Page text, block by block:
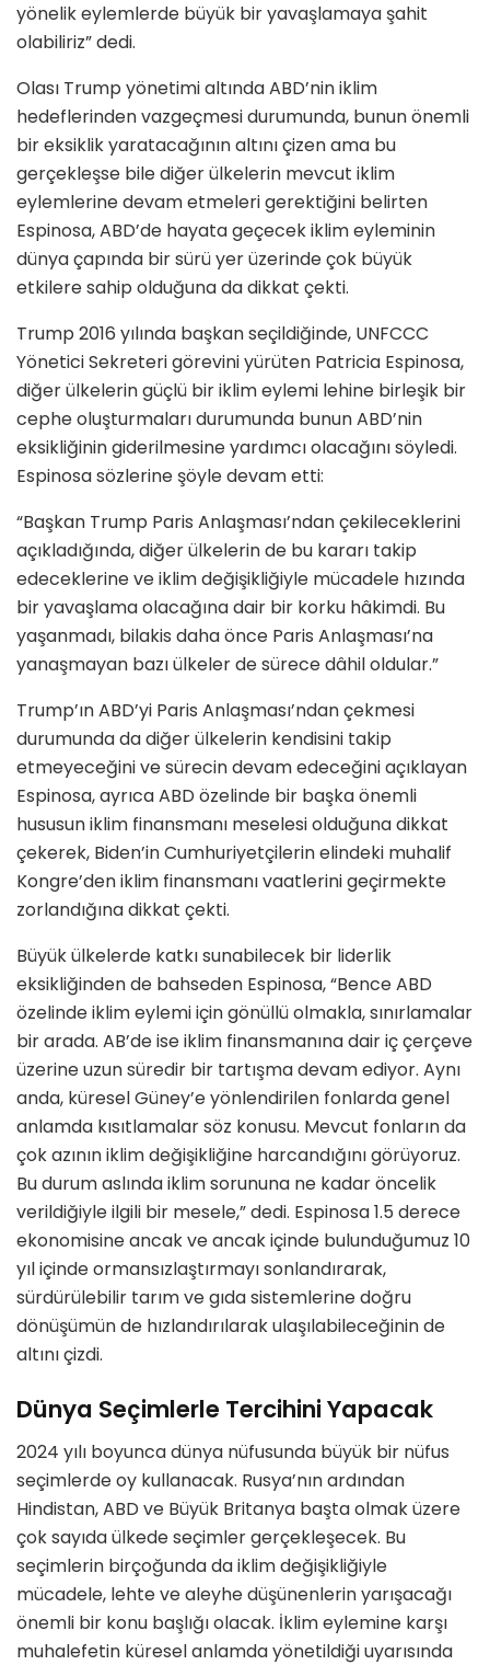
yönelik eylemlerde büyük bir yavaşlamaya şahit
olabiliriz” dedi.
Olası Trump yönetimi altında ABD’nin iklim
hedeflerinden vazgeçmesi durumunda, bunun önemli
bir eksiklik yaratacağının altını çizen ama bu
gerçekleşse bile diğer ülkelerin mevcut iklim
eylemlerine devam etmeleri gerektiğini belirten
Espinosa, ABD’de hayata geçecek iklim eyleminin
dünya çapında bir sürü yer üzerinde çok büyük
etkilere sahip olduğuna da dikkat çekti.
Trump 2016 yılında başkan seçildiğinde, UNFCCC
Yönetici Sekreteri görevini yürüten Patricia Espinosa,
diğer ülkelerin güçlü bir iklim eylemi lehine birleşik bir
cephe oluşturmaları durumunda bunun ABD’nin
eksikliğinin giderilmesine yardımcı olacağını söyledi.
Espinosa sözlerine şöyle devam etti:
“Başkan Trump Paris Anlaşması’ndan çekileceklerini
açıkladığında, diğer ülkelerin de bu kararı takip
edeceklerine ve iklim değişikliğiyle mücadele hızında
bir yavaşlama olacağına dair bir korku hâkimdi. Bu
yaşanmadı, bilakis daha önce Paris Anlaşması’na
yanaşmayan bazı ülkeler de sürece dâhil oldular.”
Trump’ın ABD’yi Paris Anlaşması’ndan çekmesi
durumunda da diğer ülkelerin kendisini takip
etmeyeceğini ve sürecin devam edeceğini açıklayan
Espinosa, ayrıca ABD özelinde bir başka önemli
hususun iklim finansmanı meselesi olduğuna dikkat
çekerek, Biden’in Cumhuriyetçilerin elindeki muhalif
Kongre’den iklim finansmanı vaatlerini geçirmekte
zorlandığına dikkat çekti.
Büyük ülkelerde katkı sunabilecek bir liderlik
eksikliğinden de bahseden Espinosa, “Bence ABD
özelinde iklim eylemi için gönüllü olmakla, sınırlamalar
bir arada. AB’de ise iklim finansmanına dair iç çerçeve
üzerine uzun süredir bir tartışma devam ediyor. Aynı
anda, küresel Güney’e yönlendirilen fonlarda genel
anlamda kısıtlamalar söz konusu. Mevcut fonların da
çok azının iklim değişikliğine harcandığını görüyoruz.
Bu durum aslında iklim sorununa ne kadar öncelik
verildiğiyle ilgili bir mesele,” dedi. Espinosa 1.5 derece
ekonomisine ancak ve ancak içinde bulunduğumuz 10
yıl içinde ormansızlaştırmayı sonlandırarak,
sürdürülebilir tarım ve gıda sistemlerine doğru
dönüşümün de hızlandırılarak ulaşılabileceğinin de
altını çizdi.
Dünya Seçimlerle Tercihini Yapacak
2024 yılı boyunca dünya nüfusunda büyük bir nüfus
seçimlerde oy kullanacak. Rusya’nın ardından
Hindistan, ABD ve Büyük Britanya başta olmak üzere
çok sayıda ülkede seçimler gerçekleşecek. Bu
seçimlerin birçoğunda da iklim değişikliğiyle
mücadele, lehte ve aleyhe düşünenlerin yarışacağı
önemli bir konu başlığı olacak. İklim eylemine karşı
muhalefetin küresel anlamda yönetildiği uyarısında